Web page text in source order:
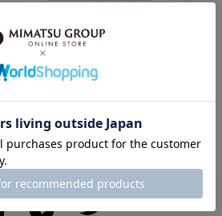
VIEW ALL